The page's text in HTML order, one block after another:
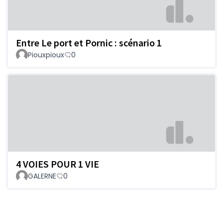
Entre Le port et Pornic : scénario 1
Piouxpioux 0
4 VOIES POUR 1 VIE
GALERNE 0